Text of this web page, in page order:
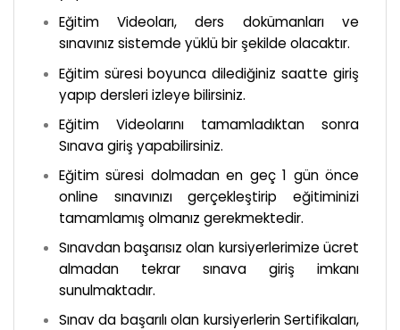
Eğitim Videoları, ders dokümanları ve
sınavınız sistemde yüklü bir şekilde olacaktır.
Eğitim süresi boyunca dilediğiniz saatte giriş
yapıp dersleri izleye bilirsiniz.
Eğitim Videolarını tamamladıktan sonra
Sınava giriş yapabilirsiniz.
Eğitim süresi dolmadan en geç 1 gün önce
online sınavınızı gerçekleştirip eğitiminizi
tamamlamış olmanız gerekmektedir.
Sınavdan başarısız olan kursiyerlerimize ücret
almadan tekrar sınava giriş imkanı
sunulmaktadır.
Sınav da başarılı olan kursiyerlerin Sertifikaları,